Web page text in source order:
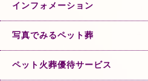
インフォメーション
写真でみるペット葬
ペット火葬優待サービス